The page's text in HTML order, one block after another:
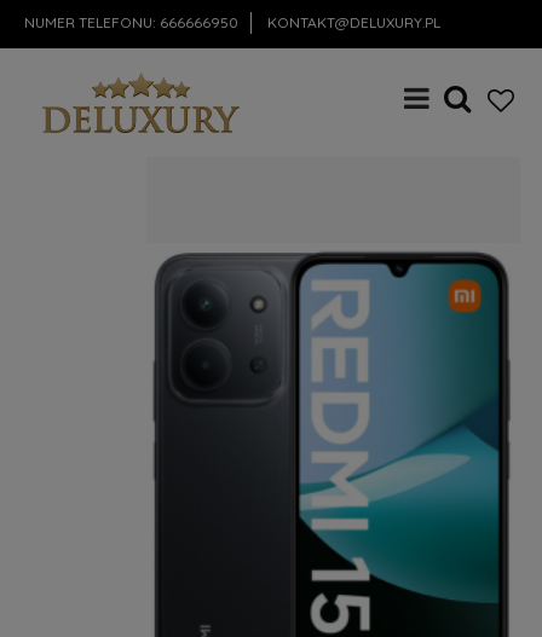
NUMER TELEFONU: 666666950 KONTAKT@DELUXURY.PL